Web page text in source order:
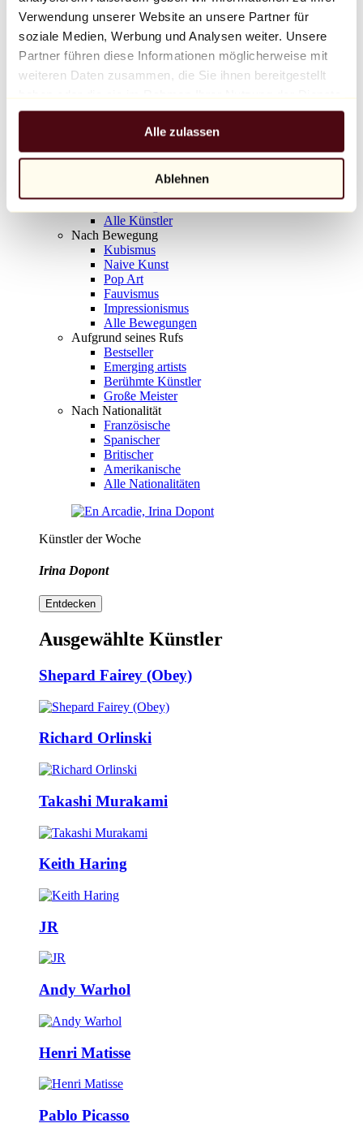
Verwendung unserer Website an unsere Partner für
soziale Medien, Werbung und Analysen weiter. Unsere
Partner führen diese Informationen möglicherweise mit
weiteren Daten zusammen, die Sie ihnen bereitgestellt
gesammelt haben.
Alle zulassen
Ablehnen
Balloon Dog (Orange)
Jeff Koons
10.000 €
Entdecken
Alle Bildhauer
Alle Fotografen
Alle Künstler
Nach Bewegung
Kubismus
Naive Kunst
Pop Art
Fauvismus
Impressionismus
Alle Bewegungen
Aufgrund seines Rufs
Bestseller
Emerging artists
Berühmte Künstler
Große Meister
Nach Nationalität
Französische
Spanischer
Britischer
Amerikanische
Alle Nationalitäten
Künstler der Woche
Irina Dopont
Entdecken
Ausgewählte Künstler
Shepard Fairey (Obey)
Richard Orlinski
Takashi Murakami
Keith Haring
JR
Andy Warhol
Henri Matisse
Pablo Picasso